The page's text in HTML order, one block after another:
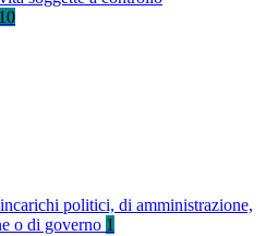
10
politici, di amministrazione,
o di governo 1